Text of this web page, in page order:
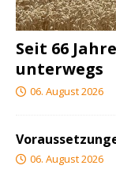
Seit 66
unterwegs
06. August 2026
06. August 2026